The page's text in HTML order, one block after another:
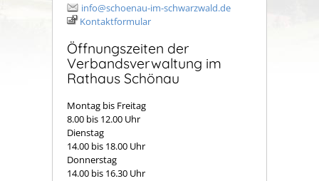
info@schoenau-im-schwarzwald.de
Kontaktformular
Öffnungszeiten der
Verbandsverwaltung im
Rathaus Schönau
Montag bis Freitag
8.00 bis 12.00 Uhr
Dienstag
14.00 bis 18.00 Uhr
Donnerstag
14.00 bis 16.30 Uhr